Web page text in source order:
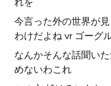
今言った外の世界が
わけだよね vr ゴーグ
なんかそんな話聞い
めないわこれ